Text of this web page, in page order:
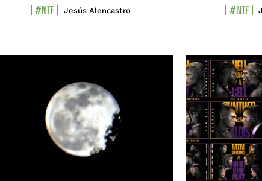
#NTF Jesús Alencastro #NTF